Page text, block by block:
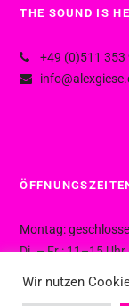
THE SOUND IS
+49 (0)511 353
Montag:
Di. – Fr.: 11–15
Wir nutzen